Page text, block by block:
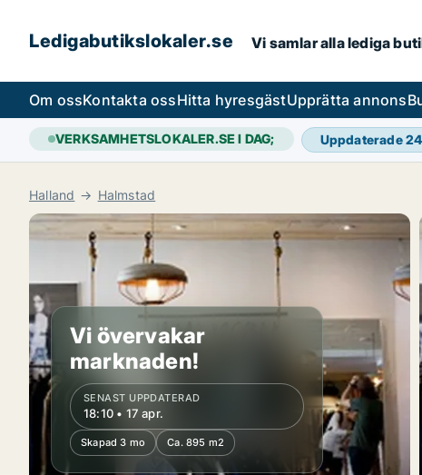
Ledigabutikslokaler.se Vi samlar alla lediga
Om ossKontakta ossHitta hyresgästUpprätta annons
VERKSAMHETSLOKALER.SE I DAG; Uppdaterade
Halland Halmstad
Vi övervakar
marknaden!
SENAST UPPDATERAD
18:10 • 17 apr.
Skapad 3 mo Ca. 895 m2